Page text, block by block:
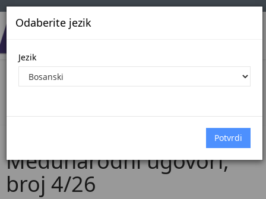
Odaberite jezik
Jezik
Pregled Dokumenata| Broj 4/26
Međunarodni ugovori,
broj 4/26